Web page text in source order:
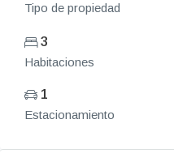
Tipo de propiedad
3
Habitaciones
1
Estacionamiento